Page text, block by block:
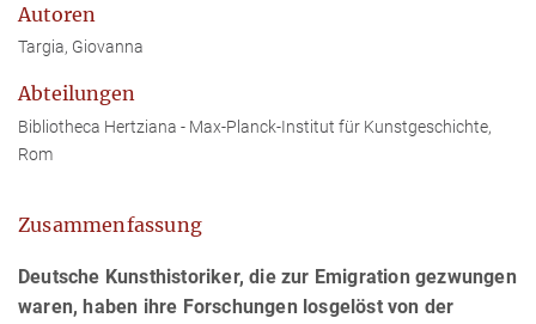
Autoren
Targia, Giovanna
Abteilungen
Bibliotheca Hertziana - Max-Planck-Institut für Kunstgeschichte,
Rom
Zusammenfassung
Deutsche Kunsthistoriker, die zur Emigration gezwungen
waren, haben ihre Forschungen losgelöst von der